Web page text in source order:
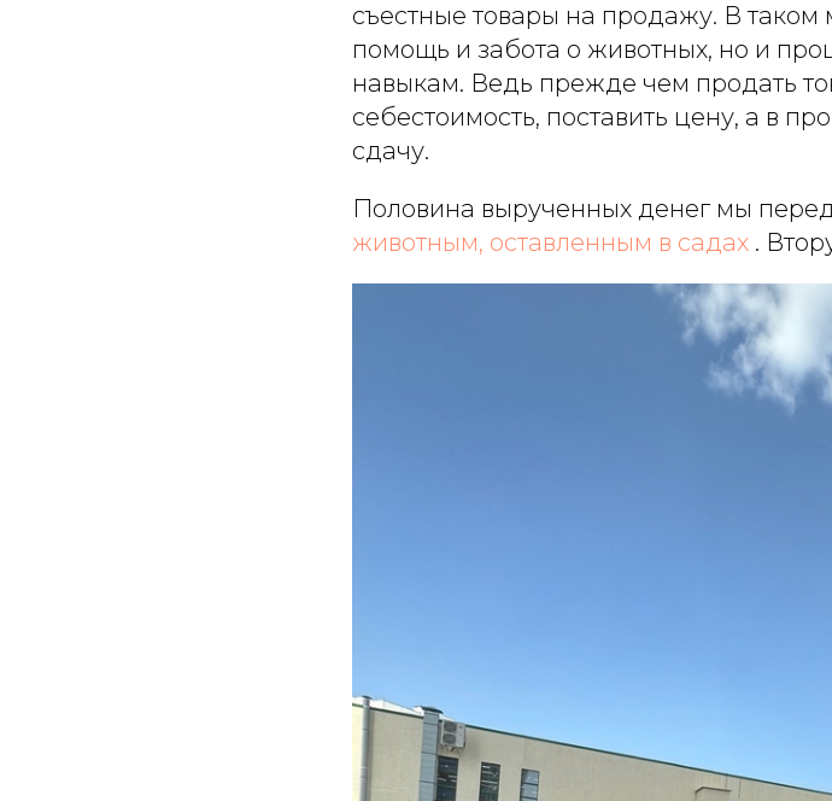
съестные товары на продажу. В таком
помощь и забота о животных, но и
навыкам. Ведь прежде чем продать
себестоимость, поставить цену, а в
сдачу.
Половина вырученных денег мы
животным, оставленным в садах .